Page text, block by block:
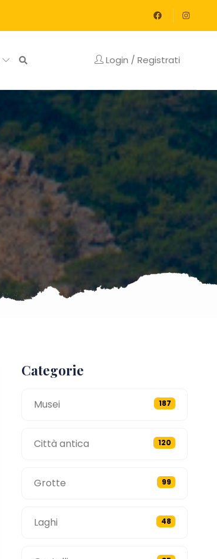
Login / Registrati
Categorie
Musei 187
Città antica 120
Grotte 99
Laghi 48